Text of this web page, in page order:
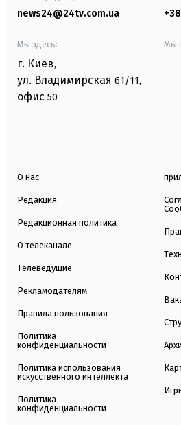
news24@24tv.com.ua
Мы здесь:
г. Киев,
ул. Владимирская 61/11,
офис 50
Мы
О нас
Редакция
Редакционная политика
О телеканале
Телеведущие
Рекламодателям
Правила пользования
Политика
конфиденциальности
Политика использования
искусственного интеллекта
Политика
конфиденциальности